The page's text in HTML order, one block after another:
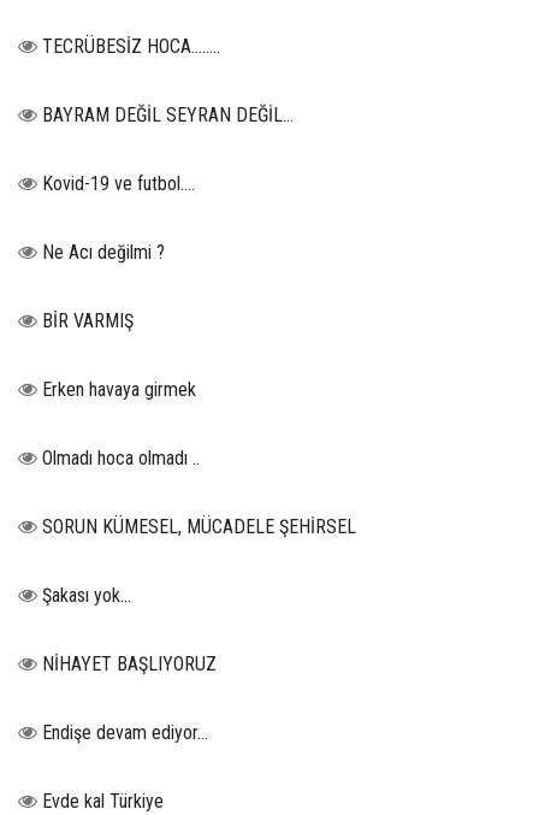
TECRÜBESİZ HOCA……..
BAYRAM DEĞİL SEYRAN DEĞİL...
Kovid-19 ve futbol….
Ne Acı değilmi ?
BİR VARMIŞ
Erken havaya girmek
Olmadı hoca olmadı ..
SORUN KÜMESEL, MÜCADELE ŞEHİRSEL
Şakası yok…
NİHAYET BAŞLIYORUZ
Endişe devam ediyor…
Evde kal Türkiye